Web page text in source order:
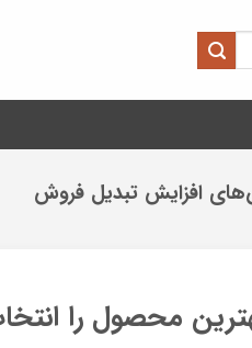
افزایش تبدیل فروش
محصول را